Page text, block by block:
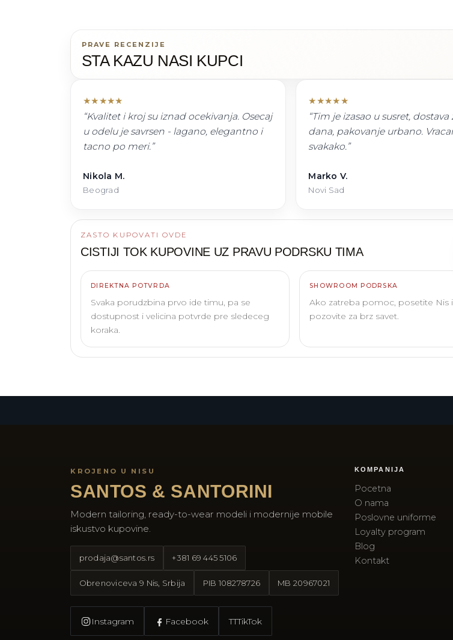
PRAVE RECENZIJE
STA KAZU NASI KUPCI
★★★★★
“Kvalitet i kroj su iznad ocekivanja. Osecaj
u odelu je savrsen - lagano, elegantno i
tacno po meri.”
Nikola M.
Beograd
★★★★★
“Tim je izasao u susret, dostava
dana, pakovanje urbano.
svakako.”
Marko V.
Novi Sad
ZASTO KUPOVATI OVDE
CISTIJI TOK KUPOVINE UZ PRAVU PODRSKU TIMA
DIREKTNA POTVRDA
Svaka porudzbina prvo ide timu, pa se
dostupnost i velicina potvrde pre sledeceg
koraka.
SHOWROOM PODRSKA
Ako zatreba pomoc, posetite Nis
pozovite za brz savet.
KROJENO U NISU
SANTOS & SANTORINI
Modern tailoring, ready-to-wear modeli i modernije mobile
iskustvo kupovine.
prodaja@santos.rs +381 69 445 5106
Obrenoviceva 9 Nis, Srbija PIB 108278726 MB20967021
Instagram Facebook TTTikTok
KOMPANIJA
Pocetna
O nama
Poslovne uniforme
Loyalty program
Blog
Kontakt